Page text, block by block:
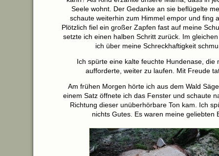
Seele wohnt. Der Gedanke an sie beflügelte
schaute weiterhin zum Himmel empor und fing
Plötzlich fiel ein großer Zapfen fast auf meine
setzte ich einen halben Schritt zurück. Im
ich über meine Schreckhaftigkeit
Ich spürte eine kalte feuchte Hundenase, die
aufforderte, weiter zu laufen. Mit Freude
Am frühen Morgen hörte ich aus dem Wald
einem Satz öffnete ich das Fenster und schaute
Richtung dieser unüberhörbare Ton kam. Ich
nichts Gutes. Es waren meine geliebten